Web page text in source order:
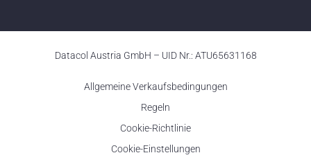
Datacol Austria GmbH – UID Nr.: ATU65631168
Allgemeine Verkaufsbedingungen
Regeln
Cookie-Richtlinie
Cookie-Einstellungen